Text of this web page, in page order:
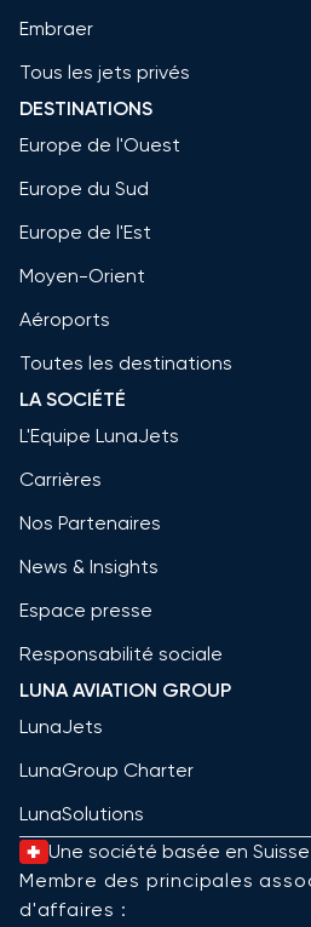
Embraer
Tous les jets privés
DESTINATIONS
Europe de l'Ouest
Europe du Sud
Europe de l'Est
Moyen-Orient
Aéroports
Toutes les destinations
LA SOCIÉTÉ
L'Equipe LunaJets
Carrières
Nos Partenaires
News & Insights
Espace presse
Responsabilité sociale
LUNA AVIATION GROUP
LunaJets
LunaGroup Charter
LunaSolutions
Une société basée en Suisse
Membre des principales
d'affaires :